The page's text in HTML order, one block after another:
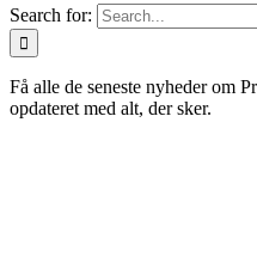
Search for:
Få alle de seneste nyheder om
opdateret med alt, der sker.